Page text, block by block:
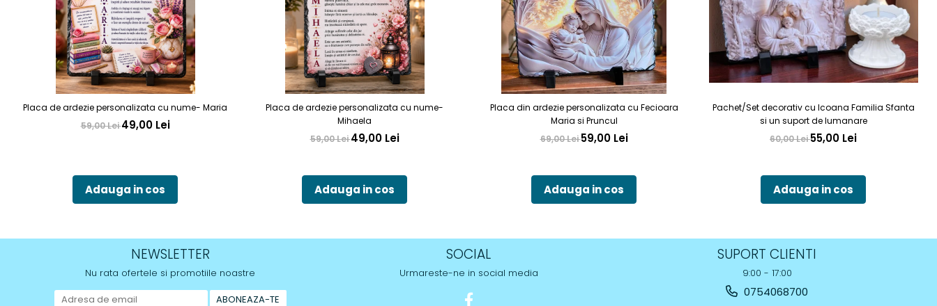
Placa de ardezie personalizata cu nume- Maria
59,00 Lei49,00 Lei
Adauga in cos
Placa de ardezie personalizata cu nume-
Mihaela
59,00 Lei49,00 Lei
Adauga in cos
Placa din ardezie personalizata cu Fecioara
Maria si Pruncul
69,00 Lei59,00 Lei
Adauga in cos
Pachet/Set decorativ cu Icoana Familia Sfanta
si un suport de lumanare
60,00 Lei55,00 Lei
Adauga in cos
NEWSLETTER
Nu rata ofertele si promotiile noastre
SOCIAL
Urmareste-ne in social media
SUPORT CLIENTI
9:00 - 17:00
0754068700